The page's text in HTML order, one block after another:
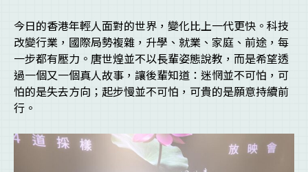
今日的香港年輕人面對的世界，變化比上一代更快。科技
改變行業，國際局勢複雜，升學、就業、家庭、前途，每
一步都有壓力。唐世煌並不以長輩姿態說教，而是希望透
過一個又一個真人故事，讓後輩知道：迷惘並不可怕，可
怕的是失去方向；起步慢並不可怕，可貴的是願意持續前
行。